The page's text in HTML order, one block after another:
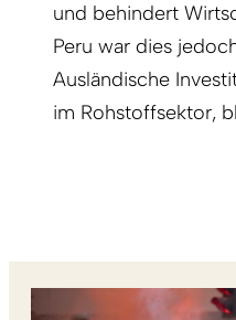
und behindert
Peru war dies
Ausländische
im Rohstoffsektor,